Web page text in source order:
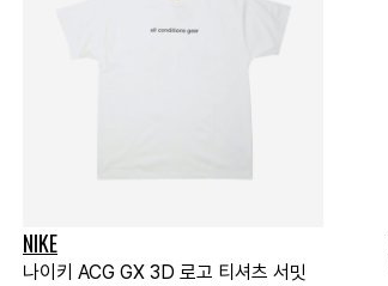
NIKE
나이키 ACG GX 3D 로고 티셔츠 서밋